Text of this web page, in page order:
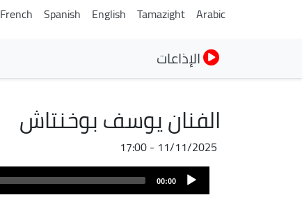
Arabic
Tamazight
English
Spanish
French
الإذاعات
الفنان يوسف بوخنتاش
11/11/2025 - 17:00
ملف
الصوت
Audio
Player
00:00